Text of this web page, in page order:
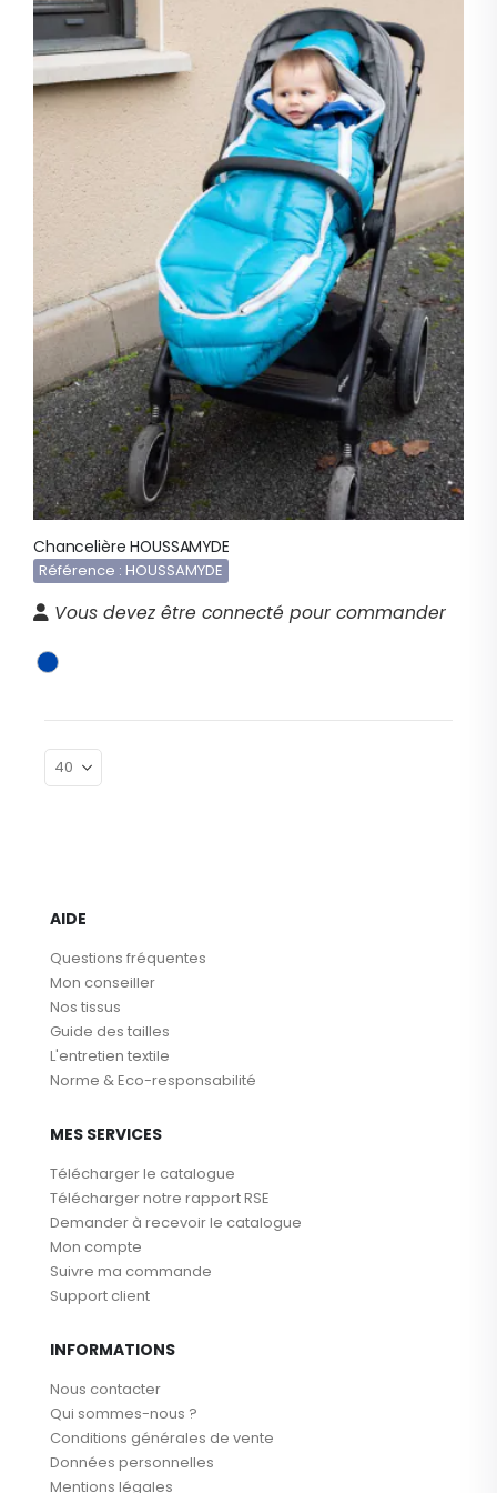
Chancelière HOUSSAMYDE
Référence : HOUSSAMYDE
Vous devez être connecté pour commander
AIDE
Questions fréquentes
Mon conseiller
Nos tissus
Guide des tailles
L'entretien textile
Norme & Eco-responsabilité
MES SERVICES
Télécharger le catalogue
Télécharger notre rapport RSE
Demander à recevoir le catalogue
Mon compte
Suivre ma commande
Support client
INFORMATIONS
Nous contacter
Qui sommes-nous ?
Conditions générales de vente
Données personnelles
Mentions légales